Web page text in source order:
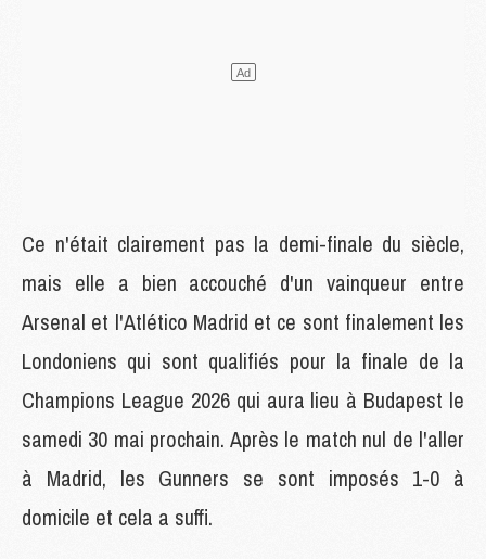
Ce n'était clairement pas la demi-finale du siècle,
mais elle a bien accouché d'un vainqueur entre
Arsenal et l'Atlético Madrid et ce sont finalement les
Londoniens qui sont qualifiés pour la finale de la
Champions League 2026 qui aura lieu à Budapest le
samedi 30 mai prochain. Après le match nul de l'aller
à Madrid, les Gunners se sont imposés 1-0 à
domicile et cela a suffi.